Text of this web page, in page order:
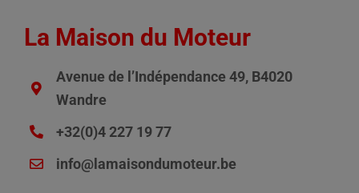
La Maison du Moteur
Avenue de l’Indépendance 49, B4020
Wandre
+32(0)4 227 19 77
info@lamaisondumoteur.be